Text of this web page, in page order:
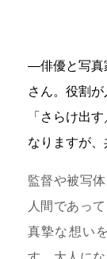
―俳優と写真
さん。役割が
「さらけ出
なりますが
監督や被写
人間であっ
真摯な想い